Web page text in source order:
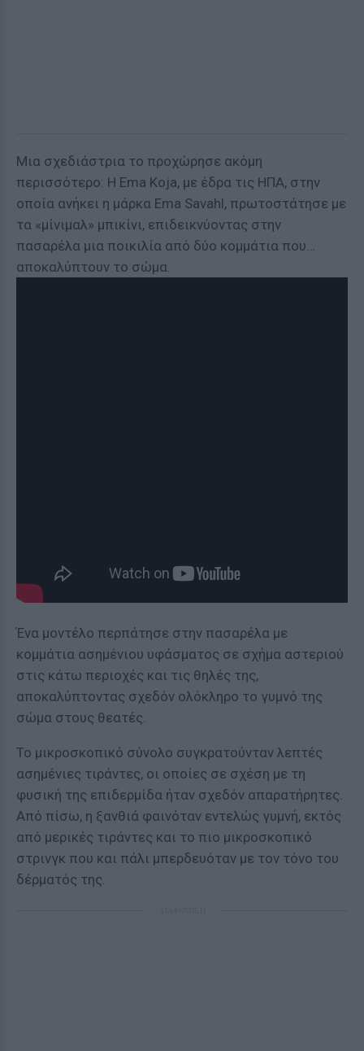
Μια σχεδιάστρια το προχώρησε ακόμη
περισσότερο: Η Ema Koja, με έδρα τις ΗΠΑ, στην
οποία ανήκει η μάρκα Ema Savahl, πρωτοστάτησε με
τα «μίνιμαλ» μπικίνι, επιδεικνύοντας στην
πασαρέλα μια ποικιλία από δύο κομμάτια που…
αποκαλύπτουν το σώμα.
Ένα μοντέλο περπάτησε στην πασαρέλα με
κομμάτια ασημένιου υφάσματος σε σχήμα αστεριού
στις κάτω περιοχές και τις θηλές της,
αποκαλύπτοντας σχεδόν ολόκληρο το γυμνό της
σώμα στους θεατές.
Το μικροσκοπικό σύνολο συγκρατούνταν λεπτές
ασημένιες τιράντες, οι οποίες σε σχέση με τη
φυσική της επιδερμίδα ήταν σχεδόν απαρατήρητες.
Από πίσω, η ξανθιά φαινόταν εντελώς γυμνή, εκτός
από μερικές τιράντες και το πιο μικροσκοπικό
στρινγκ που και πάλι μπερδευόταν με τον τόνο του
δέρματός της.